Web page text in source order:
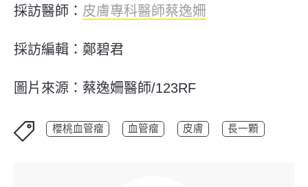
採訪醫師： 皮膚專科醫師蔡逸姍
採訪編輯：鄭碧君
圖片來源：蔡逸姍醫師/123RF
櫻桃血管瘤 血管瘤 皮膚 長一顆